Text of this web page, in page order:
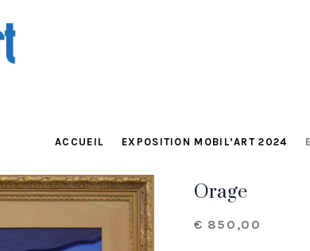
ACCUEIL EXPOSITION MOBIL’ART 2024
Orage
€ 850,00